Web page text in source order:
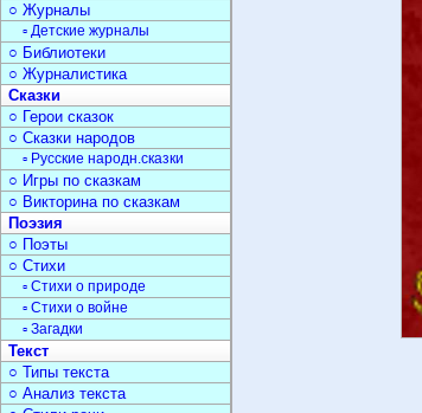
○ Журналы
▫ Детские журналы
○ Библиотеки
○ Журналистика
Сказки
○ Герои сказок
○ Сказки народов
▫ Русские народн.сказки
○ Игры по сказкам
○ Викторина по сказкам
Поэзия
○ Поэты
○ Стихи
▫ Стихи о природе
▫ Стихи о войне
▫ Загадки
Текст
○ Типы текста
○ Анализ текста